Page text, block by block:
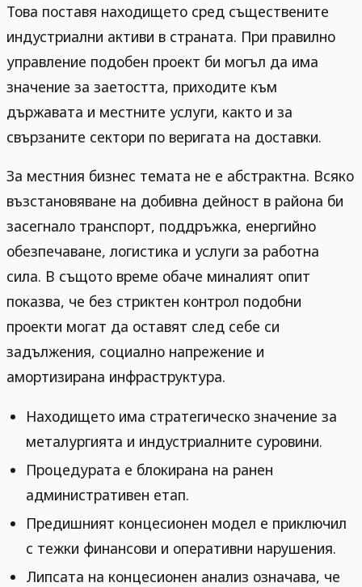
Това поставя находището сред съществените
индустриални активи в страната. При правилно
управление подобен проект би могъл да има
значение за заетостта, приходите към
държавата и местните услуги, както и за
свързаните сектори по веригата на доставки.
За местния бизнес темата не е абстрактна. Всяко
възстановяване на добивна дейност в района би
засегнало транспорт, поддръжка, енергийно
обезпечаване, логистика и услуги за работна
сила. В същото време обаче миналият опит
показва, че без стриктен контрол подобни
проекти могат да оставят след себе си
задължения, социално напрежение и
амортизирана инфраструктура.
Находището има стратегическо значение за
металургията и индустриалните суровини.
Процедурата е блокирана на ранен
административен етап.
Предишният концесионен модел е приключил
с тежки финансови и оперативни нарушения.
Липсата на концесионен анализ означава, че